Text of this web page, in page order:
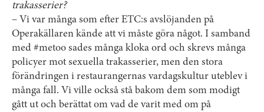
trakasserier?
– Vi var många som efter ETC:s avslöjanden på
Operakällaren kände att vi måste göra något. I samband
med #metoo sades många kloka ord och skrevs många
policyer mot sexuella trakasserier, men den stora
förändringen i restaurangernas vardagskultur uteblev i
många fall. Vi ville också stå bakom dem som modigt
gått ut och berättat om vad de varit med om på